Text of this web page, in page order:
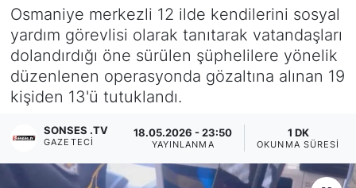
Osmaniye merkezli 12 ilde kendilerini sosyal
yardım görevlisi olarak tanıtarak vatandaşları
dolandırdığı öne sürülen şüphelilere yönelik
düzenlenen operasyonda gözaltına alınan 19
kişiden 13'ü tutuklandı.
SONSES .TV
GAZETECI
18.05.2026 - 23:50
YAYINLANMA
1 DK
OKUNMA SÜRESI
KÜLTÜR - SANAT
MAGAZİN
SAĞLIK
Siyaset
YEREL HABER
Tüm Manşetler
Son Dakika Haberleri
Haber Arşivi